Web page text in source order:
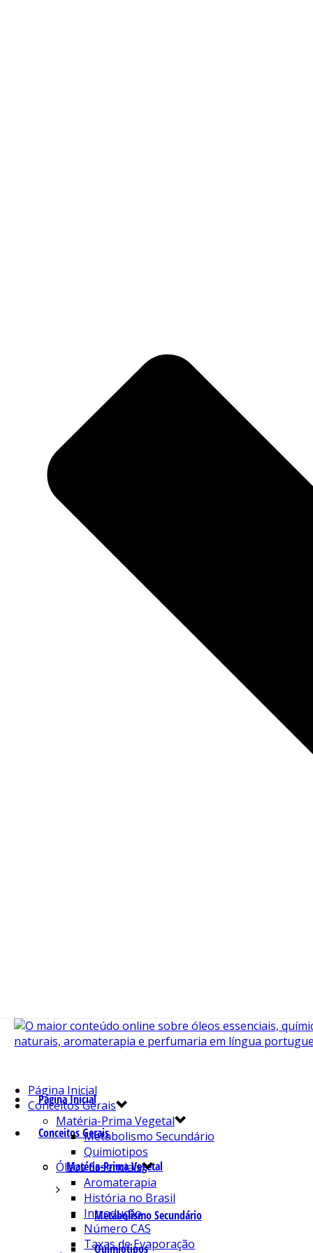
Página Inicial
Conceitos Gerais
Matéria-Prima Vegetal
Metabolismo Secundário
Quimiotipos
Página Inicial
Conceitos Gerais
Matéria-Prima Vegetal
Metabolismo Secundário
Quimiotipos
Óleos Essenciais
Aromaterapia
História no Brasil
Introdução
Número CAS
Taxas de Evaporação